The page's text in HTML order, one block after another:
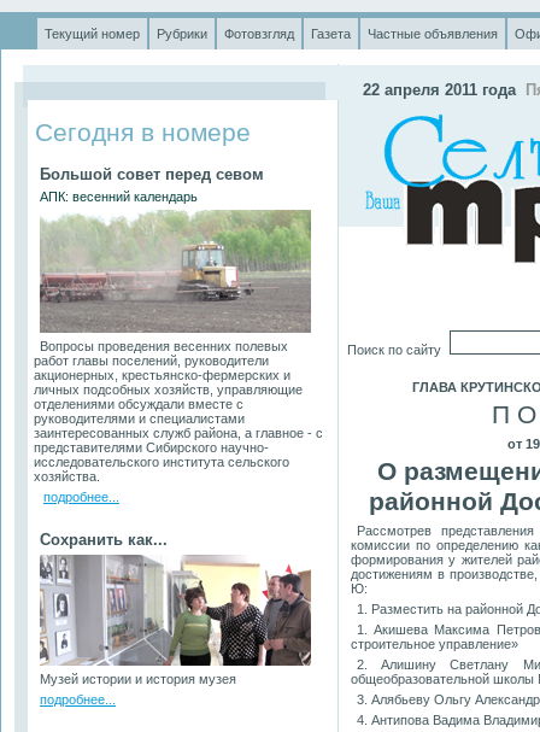
Текущий номер Рубрики Фотовзгляд Газета Частные объявления
Сегодня в номере
Большой совет перед севом
АПК: весенний календарь
Вопросы проведения весенних полевых
работ главы поселений, руководители
акционерных, крестьянско-фермерских и
личных подсобных хозяйств, управляющие
отделениями обсуждали вместе с
руководителями и специалистами
заинтересованных служб района, а главное - с
представителями Сибирского научно-
исследовательского института сельского
хозяйства.
подробнее...
Сохранить как...
Музей истории и история музея
подробнее...
22 апреля 2011 года
Поиск по сайту
ГЛАВА
П
от
О
районной
Рассмотрев
комиссии по определению
формирования у жителей
достижениям в
Ю:
1. Разместить на районной
1. Акишева Максима
строительное управление»
2. Алишину Светлану
общеобразовательной
3. Алябьеву Ольгу
4. Антипова Вадима